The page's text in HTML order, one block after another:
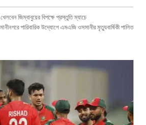
জিম্বাবুয়ের বিপক্ষে প্রস্তুতি ম্যাচে
পারিবারিক উদ্যোগে এমএজি ওসমানীর মৃত্যুবার্ষিকী পালিত